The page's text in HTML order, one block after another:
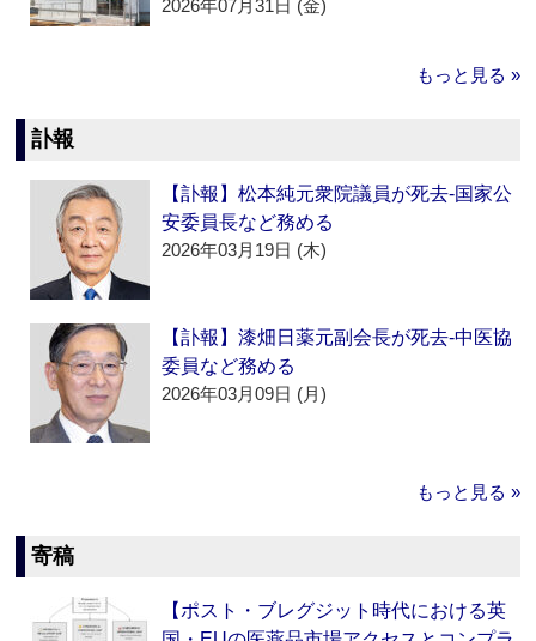
2026年07月31日 (金)
もっと見る »
訃報
【訃報】松本純元衆院議員が死去‐国家公
安委員長など務める
2026年03月19日 (木)
【訃報】漆畑日薬元副会長が死去‐中医協
委員など務める
2026年03月09日 (月)
もっと見る »
寄稿
【ポスト・ブレグジット時代における英